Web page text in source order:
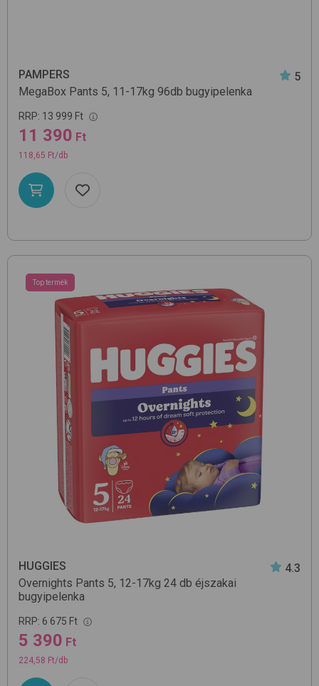
PAMPERS
5
MegaBox Pants 5, 11-17kg 96db bugyipelenka
RRP: 13 999 Ft
11 390 Ft
118,65 Ft/db
Top termék
HUGGIES
4.3
Overnights Pants 5, 12-17kg 24 db éjszakai
bugyipelenka
RRP: 6 675 Ft
5 390 Ft
224,58 Ft/db